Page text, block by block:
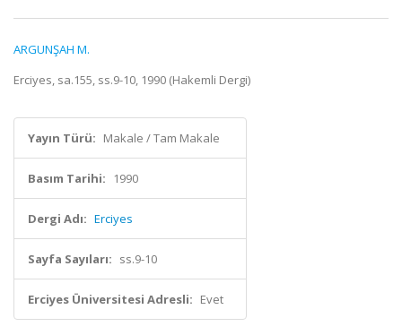
ARGUNŞAH M.
Erciyes, sa.155, ss.9-10, 1990 (Hakemli Dergi)
Yayın Türü: Makale / Tam Makale
Basım Tarihi: 1990
Dergi Adı: Erciyes
Sayfa Sayıları: ss.9-10
Erciyes Üniversitesi Adresli: Evet